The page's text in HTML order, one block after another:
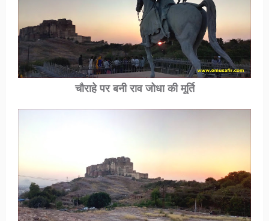
चौराहे पर बनी राव जोधा की मूर्ति